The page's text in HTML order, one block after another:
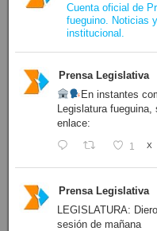
Cuenta oficial de
fueguino. Noticias
institucional.
Prensa Legislativa
En instantes
Legislatura
enlace:
1 X
Prensa Legislativa
LEGISLATURA:
sesión de mañana